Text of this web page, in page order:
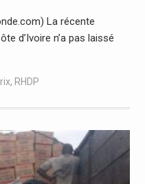
La récente
d’Ivoire n’a pas laissé
, RHDP